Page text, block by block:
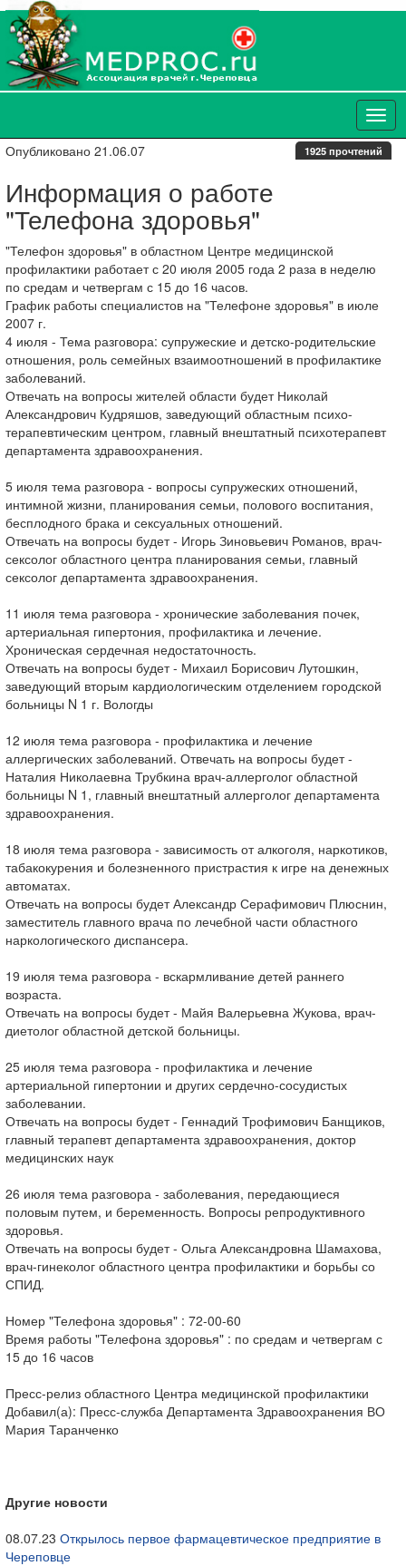
Опубликовано 21.06.07 1925 прочтений
Информация о работе
"Телефона здоровья"
"Телефон здоровья" в областном Центре медицинской
профилактики работает с 20 июля 2005 года 2 раза в неделю
по средам и четвергам с 15 до 16 часов.
График работы специалистов на "Телефоне здоровья" в июле
2007 г.
4 июля - Тема разговора: супружеские и детско-родительские
отношения, роль семейных взаимоотношений в профилактике
заболеваний.
Отвечать на вопросы жителей области будет Николай
Александрович Кудряшов, заведующий областным психо-
терапевтическим центром, главный внештатный психотерапевт
департамента здравоохранения.
5 июля тема разговора - вопросы супружеских отношений,
интимной жизни, планирования семьи, полового воспитания,
бесплодного брака и сексуальных отношений.
Отвечать на вопросы будет - Игорь Зиновьевич Романов, врач-
сексолог областного центра планирования семьи, главный
сексолог департамента здравоохранения.
11 июля тема разговора - хронические заболевания почек,
артериальная гипертония, профилактика и лечение.
Хроническая сердечная недостаточность.
Отвечать на вопросы будет - Михаил Борисович Лутошкин,
заведующий вторым кардиологическим отделением городской
больницы N 1 г. Вологды
12 июля тема разговора - профилактика и лечение
аллергических заболеваний. Отвечать на вопросы будет -
Наталия Николаевна Трубкина врач-аллерголог областной
больницы N 1, главный внештатный аллерголог департамента
здравоохранения.
18 июля тема разговора - зависимость от алкоголя, наркотиков,
табакокурения и болезненного пристрастия к игре на денежных
автоматах.
Отвечать на вопросы будет Александр Серафимович Плюснин,
заместитель главного врача по лечебной части областного
наркологического диспансера.
19 июля тема разговора - вскармливание детей раннего
возраста.
Отвечать на вопросы будет - Майя Валерьевна Жукова, врач-
диетолог областной детской больницы.
25 июля тема разговора - профилактика и лечение
артериальной гипертонии и других сердечно-сосудистых
заболевании.
Отвечать на вопросы будет - Геннадий Трофимович Банщиков,
главный терапевт департамента здравоохранения, доктор
медицинских наук
26 июля тема разговора - заболевания, передающиеся
половым путем, и беременность. Вопросы репродуктивного
здоровья.
Отвечать на вопросы будет - Ольга Александровна Шамахова,
врач-гинеколог областного центра профилактики и борьбы со
СПИД.
Номер "Телефона здоровья" : 72-00-60
Время работы "Телефона здоровья" : по средам и четвергам с
15 до 16 часов
Пресс-релиз областного Центра медицинской профилактики
Добавил(а): Пресс-служба Департамента Здравоохранения ВО
Мария Таранченко
Другие новости
08.07.23 Открылось первое фармацевтическое предприятие в
Череповце